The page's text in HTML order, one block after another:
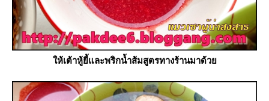
ห้เต้าหู้ยี้และพริกน้ำส้มสูตรทางร้านมาด้ว